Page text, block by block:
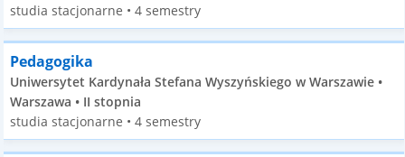
studia stacjonarne • 4 semestry
Pedagogika
Uniwersytet Kardynała Stefana Wyszyńskiego w Warszawie •
Warszawa • II stopnia
studia stacjonarne • 4 semestry